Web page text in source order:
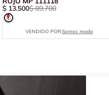
$ 13.500$ 89.700
VENDIDO POR:Somos moda